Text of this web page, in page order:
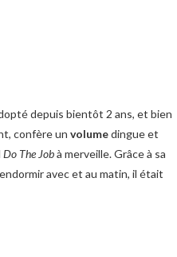
depuis bientôt 2 ans, et bien
confère unvolumedingue et
Do The Jobà merveille. Grâce à sa
avec et au matin, il était